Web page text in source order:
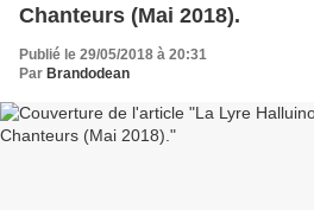
Chanteurs (Mai 2018).
Publié le 29/05/2018 à 20:31
Par Brandodean